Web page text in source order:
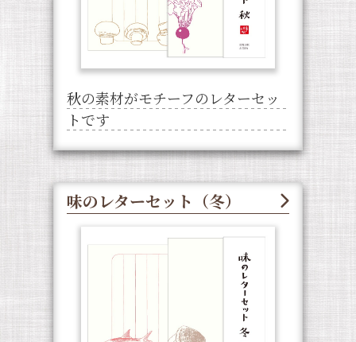
秋の素材がモチーフのレターセッ
トです
味のレターセット（冬）